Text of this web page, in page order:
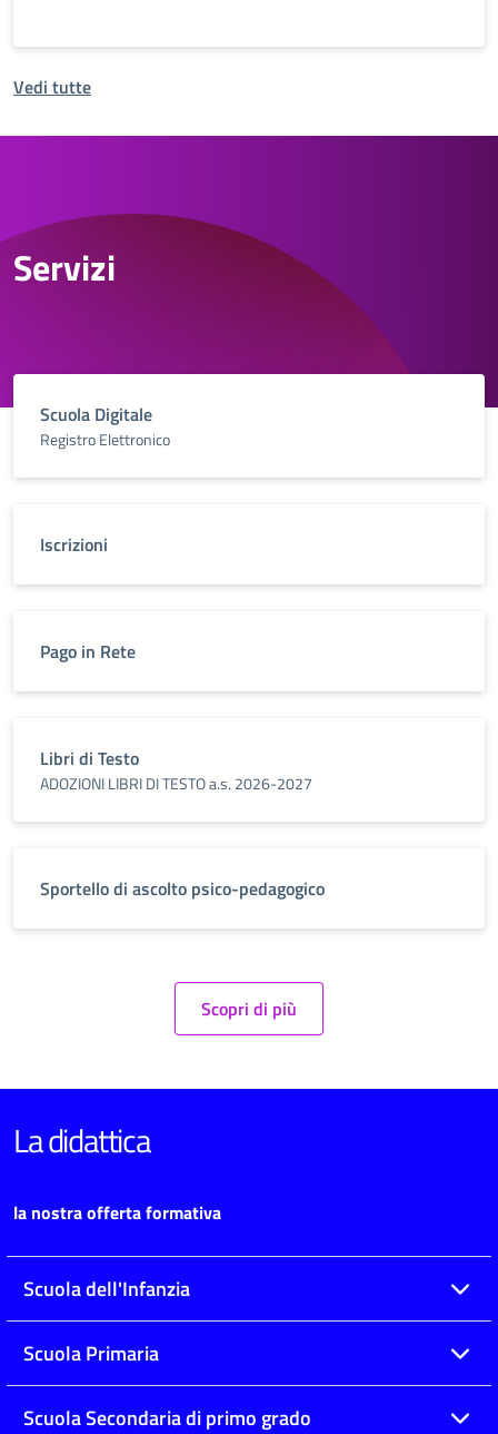
Vedi tutte
Servizi
Scuola Digitale
Registro Elettronico
Iscrizioni
Pago in Rete
Libri di Testo
ADOZIONI LIBRI DI TESTO a.s. 2026-2027
Sportello di ascolto psico-pedagogico
Scopri di più
La didattica
la nostra offerta formativa
Scuola dell'Infanzia
Scuola Primaria
Scuola Secondaria di primo grado